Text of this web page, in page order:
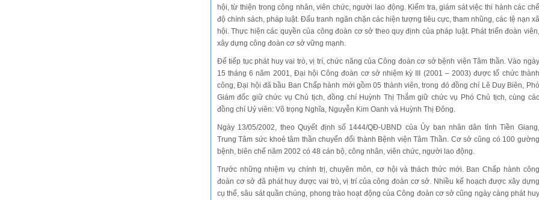
hội, từ thiện trong công nhân, viên chức, người lao động. Kiểm tra, giám sát việc thi hành các chế
độ chính sách, pháp luật. Đấu tranh ngăn chặn các hiện tượng tiêu cực, tham nhũng, các tệ nạn xã
hội. Thực hiện các quyền của công đoàn cơ sở theo quy định của pháp luật. Phát triển đoàn viên,
xây dựng công đoàn cơ sở vững mạnh.
Để tiếp tục phát huy vai trò, vị trí, chức năng của Công đoàn cơ sở bệnh viện Tâm thần. Vào ngày
15 tháng 6 năm 2001, Đại hội Công đoàn cơ sở nhiệm kỳ III (2001 – 2003) được tổ chức thành
công, Đại hội đã bầu Ban Chấp hành mới gồm 05 thành viên, trong đó đồng chí Lê Duy Biên, Phó
Giám đốc giữ chức vụ Chủ tịch, đồng chí Huỳnh Thị Thắm giữ chức vụ Phó Chủ tịch, cùng các
đồng chí Uỷ viên: Võ trọng Nghĩa, Nguyễn Kim Oanh và Huỳnh Thị Đông.
Ngày 13/05/2002, theo Quyết định số 1444/QĐ-UBND của Ủy ban nhân dân tỉnh Tiền Giang,
Trung Tâm sức khoẻ tâm thần chuyển đổi thành Bệnh viện Tâm Thần. Cơ sở cũng có 100 gường
bệnh, biên chế năm 2002 có 48 cán bộ, công nhân, viên chức, người lao động.
Trước những nhiệm vụ chính trị, chuyên môn, cơ hội và thách thức mới. Ban Chấp hành công
đoàn cơ sở đã phát huy được vai trò, vị trí của công đoàn cơ sở. Nhiều kế hoạch được xây dựng
cụ thể, sâu sát quần chúng, phong trào hoạt động của Công đoàn cơ sở cũng ngày càng phát huy